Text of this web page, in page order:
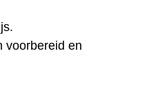
voorbereid en